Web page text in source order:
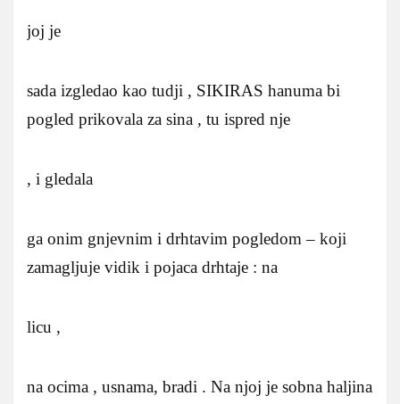
joj je
sada izgledao kao tudji , SIKIRAS hanuma bi
pogled prikovala za sina , tu ispred nje
, i gledala
ga onim gnjevnim i drhtavim pogledom – koji
zamagljuje vidik i pojaca drhtaje : na
licu ,
na ocima , usnama, bradi . Na njoj je sobna haljina